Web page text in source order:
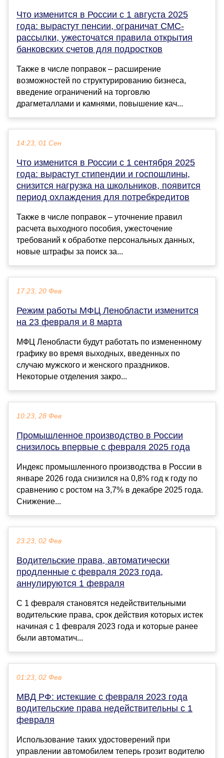
Что изменится в России с 1 августа 2025
года: вырастут пенсии, ограничат СМС-
рассылки, ужесточатся правила открытия
банковских счетов для подростков
Также в числе поправок – расширение
возможностей по структурированию бизнеса,
введение ограничений на торговлю
драгметаллами и камнями, повышение кач...
14:23, 01 Сен
Что изменится в России с 1 сентября 2025
года: вырастут стипендии и госпошлины,
снизится нагрузка на школьников, появится
период охлаждения для потребкредитов
Также в числе поправок – уточнение правил
расчета выходного пособия, ужесточение
требований к обработке персональных данных,
новые штрафы за поиск за...
17:23, 20 Фев
Режим работы МФЦ Ленобласти изменится
на 23 февраля и 8 марта
МФЦ Ленобласти будут работать по измененному
графику во время выходных, введенных по
случаю мужского и женского праздников.
Некоторые отделения закро...
10:23, 28 Фев
Промышленное производство в России
снизилось впервые с февраля 2025 года
Индекс промышленного производства в России в
январе 2026 года снизился на 0,8% год к году по
сравнению с ростом на 3,7% в декабре 2025 года.
Снижение...
23:23, 02 Фев
Водительские права, автоматически
продленные с февраля 2023 года,
аннулируются 1 февраля
С 1 февраля становятся недействительными
водительские права, срок действия которых истек
начиная с 1 февраля 2023 года и которые ранее
были автоматич...
01:23, 02 Фев
МВД РФ: истекшие с февраля 2023 года
водительские права недействительны с 1
февраля
Использование таких удостоверений при
управлении автомобилем теперь грозит водителю